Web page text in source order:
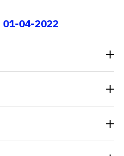
01-04-2022